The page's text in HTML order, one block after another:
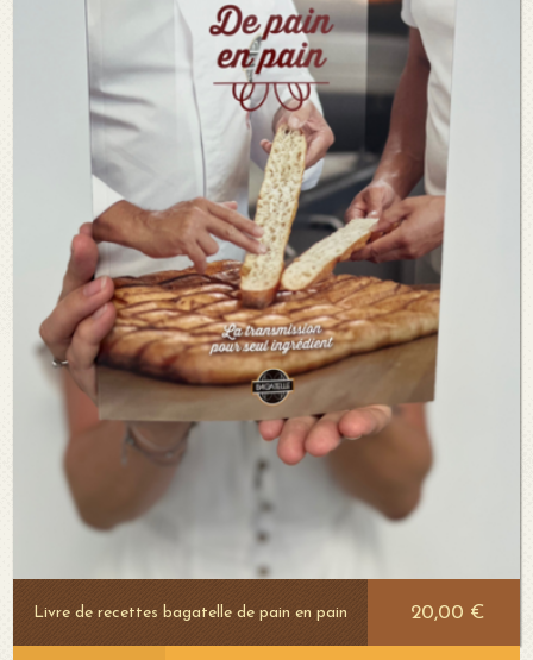
Voir le détail
Livre de recettes bagatelle de pain en pain 20,00 €